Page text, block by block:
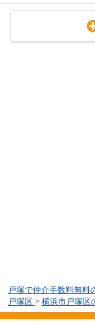
戸塚で仲介手数料無料
戸塚区 > 横浜市戸塚区